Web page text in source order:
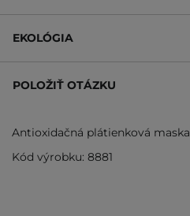
EKOLÓGIA
POLOŽIŤ OTÁZKU
Antioxidačná plátienková maska
Kód výrobku: 8881